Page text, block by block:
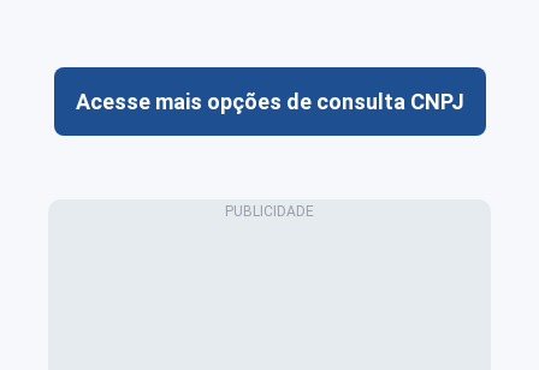
Acesse mais opções de consulta CNPJ